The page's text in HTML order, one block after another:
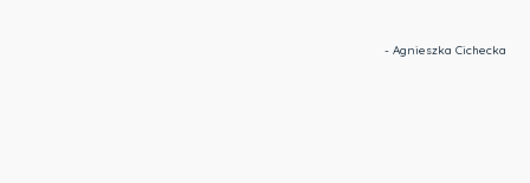
- Agnieszka Cichecka